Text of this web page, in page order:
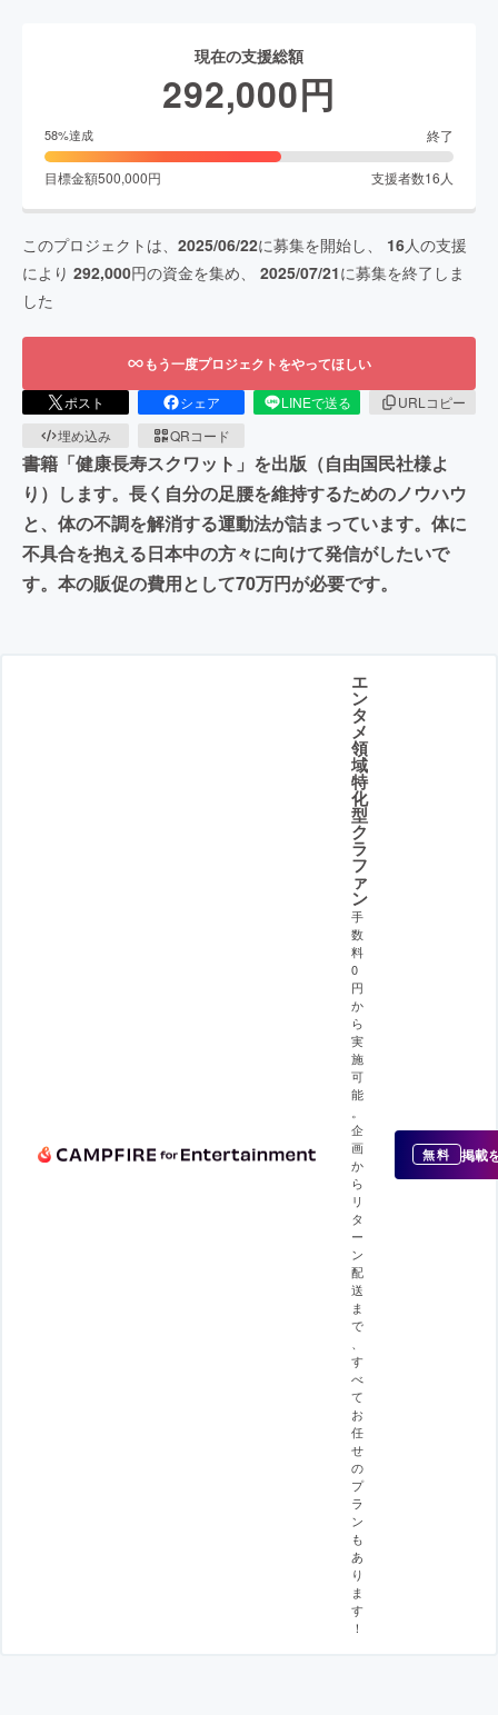
現在の支援総額
292,000円
58%達成 終了
目標金額500,000円 支援者数16 人
このプロジェクトは、 2025/06/22に募集を開始し、 16人の支援
により 292,000円の資金を集め、 2025/07/21に募集を終了しま
した
もう一度プロジェクトをやってほしい
ポスト シェア LINEで送る
URLコピー
埋め込み
QRコード
書籍「健康長寿スクワット」を出版（自由国民社様よ
り）します。長く自分の足腰を維持するためのノウハウ
と、体の不調を解消する運動法が詰まっています。体に
不具合を抱える日本中の方々に向けて発信がしたいで
す。本の販促の費用として70万円が必要です。
エ
ン
タ
メ
領
域
特
化
型
ク
ラ
フ
ァ
ン
手
数
料
0
円
か
ら
実
施
可
能
企
画
か
ら
リ
タ
ー
ン
配
送
ま
で
す
べ
て
お
任
せ
の
プ
ラ
ン
も
あ
り
ま
す
！
無料 掲載